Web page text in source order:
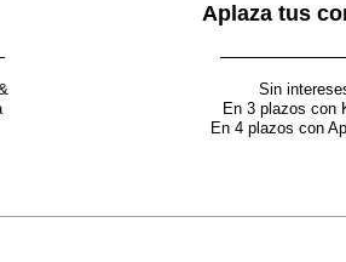
Aplaza tus
Sin
En 3 plazos con
En 4 plazos con